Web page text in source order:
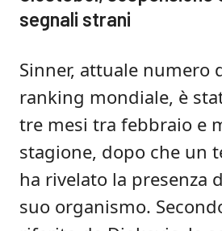
segnali strani
Sinner, attuale numero
ranking mondiale, è
tre mesi tra febbraio e
stagione, dopo che un
ha rivelato la presenza
suo organismo.